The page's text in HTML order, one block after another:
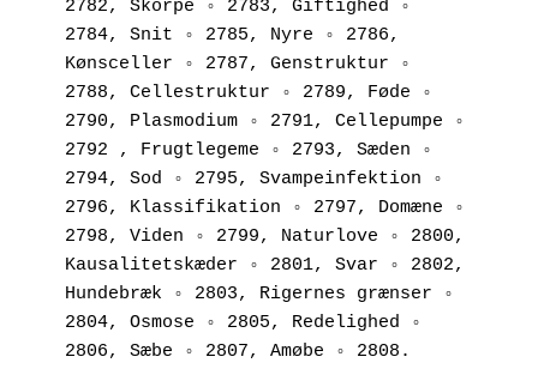
2782, Skorpe ◦ 2783, Giftighed ◦
2784, Snit ◦ 2785, Nyre ◦ 2786,
Kønsceller ◦ 2787, Genstruktur ◦
2788, Cellestruktur ◦ 2789, Føde ◦
2790, Plasmodium ◦ 2791, Cellepumpe ◦
2792 , Frugtlegeme ◦ 2793, Sæden ◦
2794, Sod ◦ 2795, Svampeinfektion ◦
2796, Klassifikation ◦ 2797, Domæne ◦
2798, Viden ◦ 2799, Naturlove ◦ 2800,
Kausalitetskæder ◦ 2801, Svar ◦ 2802,
Hundebræk ◦ 2803, Rigernes grænser ◦
2804, Osmose ◦ 2805, Redelighed ◦
2806, Sæbe ◦ 2807, Amøbe ◦ 2808.